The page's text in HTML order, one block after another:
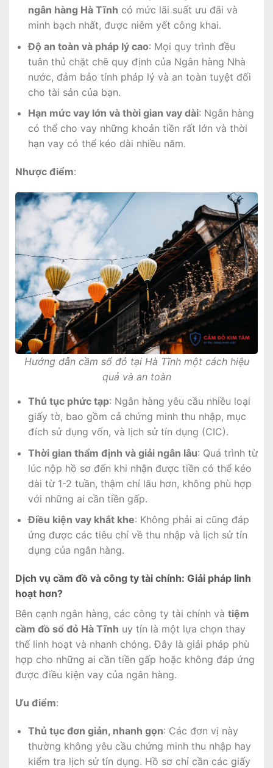
ngân hàng Hà Tĩnh có mức lãi suất ưu đãi và
minh bạch nhất, được niêm yết công khai.
Độ an toàn và pháp lý cao: Mọi quy trình đều
tuân thủ chặt chẽ quy định của Ngân hàng Nhà
nước, đảm bảo tính pháp lý và an toàn tuyệt đối
cho tài sản của bạn.
Hạn mức vay lớn và thời gian vay dài: Ngân hàng
có thể cho vay những khoản tiền rất lớn và thời
hạn vay có thể kéo dài nhiều năm.
Nhược điểm:
Hướng dẫn cầm sổ đỏ tại Hà Tĩnh một cách hiệu
quả và an toàn
Thủ tục phức tạp: Ngân hàng yêu cầu nhiều loại
giấy tờ, bao gồm cả chứng minh thu nhập, mục
đích sử dụng vốn, và lịch sử tín dụng (CIC).
Thời gian thẩm định và giải ngân lâu: Quá trình từ
lúc nộp hồ sơ đến khi nhận được tiền có thể kéo
dài từ 1-2 tuần, thậm chí lâu hơn, không phù hợp
với những ai cần tiền gấp.
Điều kiện vay khắt khe: Không phải ai cũng đáp
ứng được các tiêu chí về thu nhập và lịch sử tín
dụng của ngân hàng.
Dịch vụ cầm đồ và công ty tài chính: Giải pháp linh
hoạt hơn?
Bên cạnh ngân hàng, các công ty tài chính và tiệm
cầm đồ sổ đỏ Hà Tĩnh uy tín là một lựa chọn thay
thế linh hoạt và nhanh chóng. Đây là giải pháp phù
hợp cho những ai cần tiền gấp hoặc không đáp ứng
được điều kiện vay của ngân hàng.
Ưu điểm:
Thủ tục đơn giản, nhanh gọn: Các đơn vị này
thường không yêu cầu chứng minh thu nhập hay
kiểm tra lịch sử tín dụng. Hồ sơ chỉ cần các giấy